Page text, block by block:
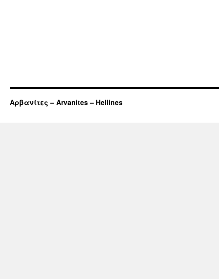
Αρβανίτες – Arvanites – Hellines